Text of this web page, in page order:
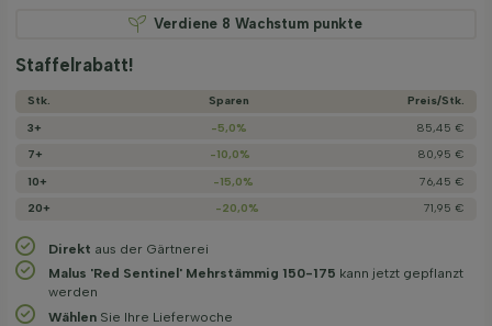
Verdiene 8 Wachstum punkte
Staffelrabatt!
Stk. Sparen
Preis/­Stk.
3+
-5,0%
85,45 €
7+
-10,0%
80,95 €
10+
-15,0%
76,45 €
20+
-20,0% 71,95 €
Direkt aus der Gärtnerei
Malus 'Red Sentinel' Mehrstämmig 150-175 kann jetzt gepflanzt
werden
Wählen Sie Ihre Lieferwoche